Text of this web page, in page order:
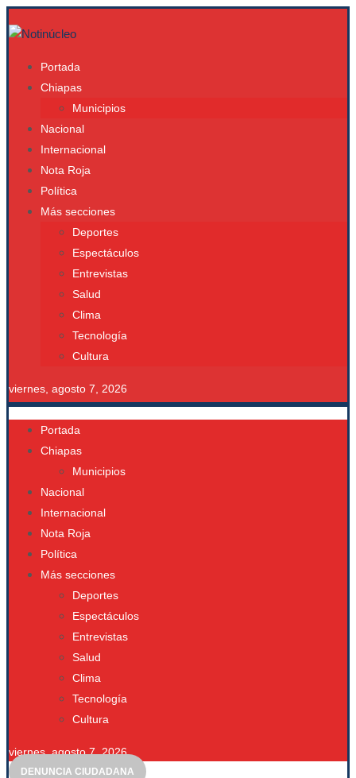
Portada
Chiapas
Municipios
Nacional
Internacional
Nota Roja
Política
Más secciones
Deportes
Espectáculos
Entrevistas
Salud
Clima
Tecnología
Cultura
viernes, agosto 7, 2026
Portada
Chiapas
Municipios
Nacional
Internacional
Nota Roja
Política
Más secciones
Deportes
Espectáculos
Entrevistas
Salud
Clima
Tecnología
Cultura
viernes, agosto 7, 2026
DENUNCIA CIUDADANA